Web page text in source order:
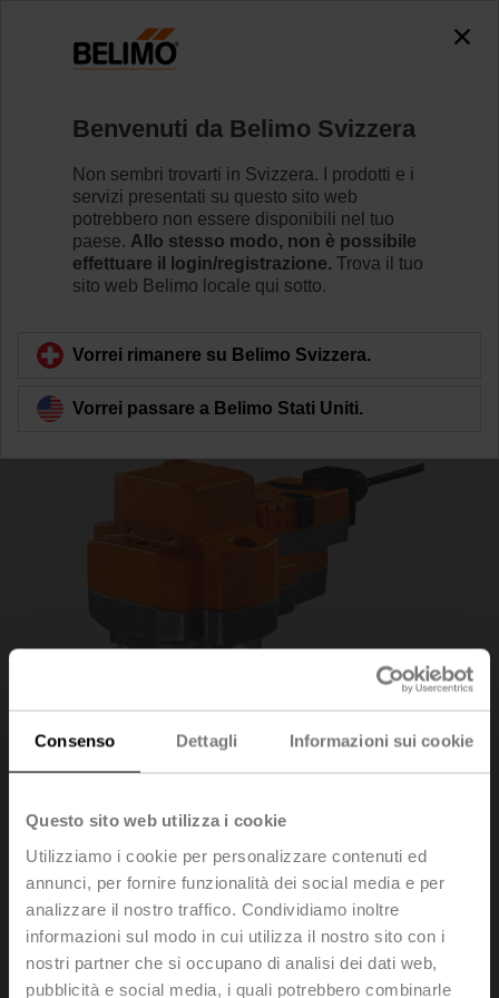
Consenso Dettagli Informazioni sui cookie
Questo sito web utilizza i cookie
Utilizziamo i cookie per personalizzare contenuti ed
annunci, per fornire funzionalità dei social media e per
analizzare il nostro traffico. Condividiamo inoltre
informazioni sul modo in cui utilizza il nostro sito con i
nostri partner che si occupano di analisi dei dati web,
pubblicità e social media, i quali potrebbero combinarle
accessing the absolute URL
"https://www.belimo.com/ch/it_IT/~mgnlArea=outdated~".
Home Attuatori per serrande Attuatori per valvole
EV24A-SZ-TPC
Torna alla categoria di prodotti
EV24A-SZ-TPC
Benvenuti da Belimo Svizzera
Non sembri trovarti in Svizzera. I prodotti e i
servizi presentati su questo sito web
potrebbero non essere disponibili nel tuo
paese. Allo stesso modo, non è possibile
effettuare il login/registrazione. Trova il tuo
sito web Belimo locale qui sotto.
Vorrei rimanere su Belimo Svizzera.
Vorrei passare a Belimo Stati Uniti.